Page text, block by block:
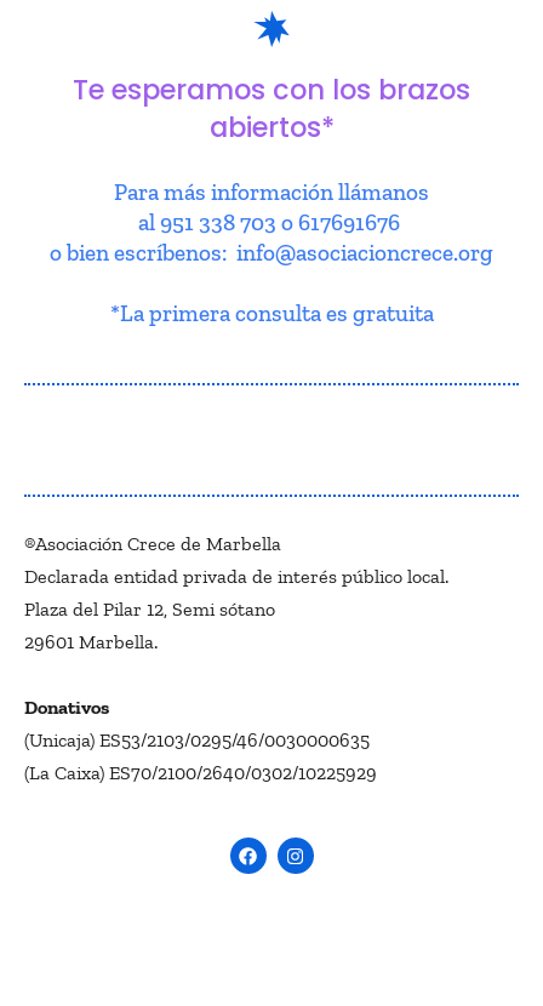
Te esperamos con los brazos
abiertos*
Para más información llámanos
al 951 338 703 o 617691676
o bien escríbenos: info@asociacioncrece.org
*La primera consulta es gratuita
®Asociación Crece de Marbella
Declarada entidad privada de interés público local.
Plaza del Pilar 12, Semi sótano
29601 Marbella.
Donativos
(Unicaja) ES53/2103/0295/46/0030000635
(La Caixa) ES70/2100/2640/0302/10225929